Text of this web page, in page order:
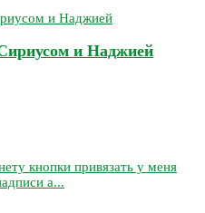
и Наджией
кнопки привязать у меня
а...